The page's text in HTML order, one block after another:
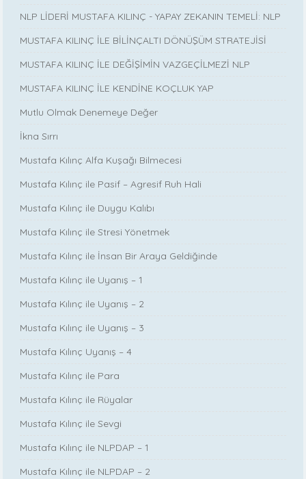
NLP LİDERİ MUSTAFA KILINÇ - YAPAY ZEKANIN TEMELİ: NLP
MUSTAFA KILINÇ İLE BİLİNÇALTI DÖNÜŞÜM STRATEJİSİ
MUSTAFA KILINÇ İLE DEĞİŞİMİN VAZGEÇİLMEZİ NLP
MUSTAFA KILINÇ İLE KENDİNE KOÇLUK YAP
Mutlu Olmak Denemeye Değer
İkna Sırrı
Mustafa Kılınç Alfa Kuşağı Bilmecesi
Mustafa Kılınç ile Pasif – Agresif Ruh Hali
Mustafa Kılınç ile Duygu Kalıbı
Mustafa Kılınç ile Stresi Yönetmek
Mustafa Kılınç ile İnsan Bir Araya Geldiğinde
Mustafa Kılınç ile Uyanış – 1
Mustafa Kılınç ile Uyanış – 2
Mustafa Kılınç ile Uyanış – 3
Mustafa Kılınç Uyanış – 4
Mustafa Kılınç ile Para
Mustafa Kılınç ile Rüyalar
Mustafa Kılınç ile Sevgi
Mustafa Kılınç ile NLPDAP – 1
Mustafa Kılınç ile NLPDAP – 2